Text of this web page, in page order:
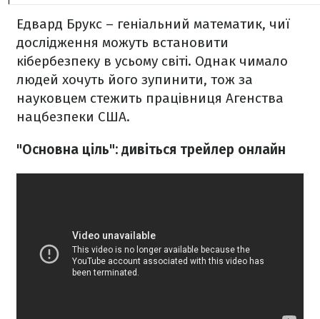
Едвард Брукс – геніальний математик, чиї
дослідження можуть встановити
кібербезпеку в усьому світі. Однак чимало
людей хочуть його зупинити, тож за
науковцем стежить працівниця Агенства
нацбезпеки США.
"Основна ціль": дивіться трейлер онлайн